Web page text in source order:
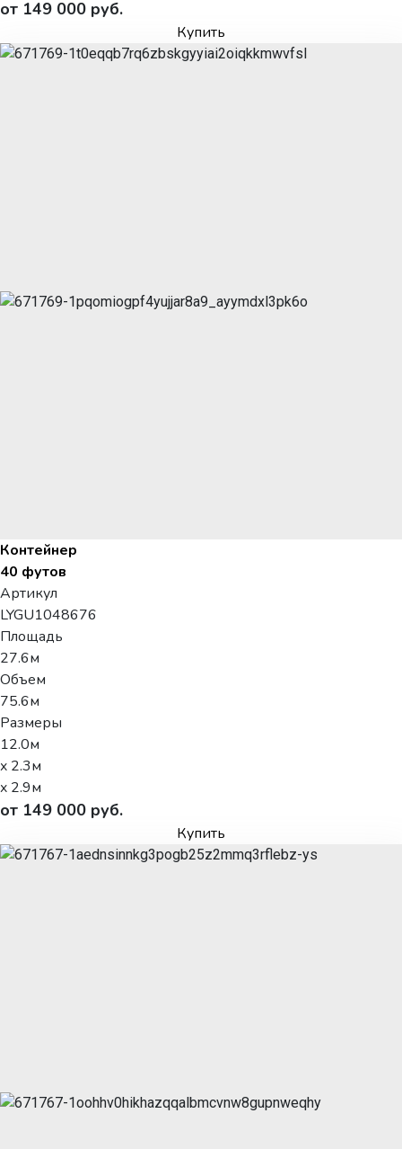
от 149 000 руб.
Купить
Контейнер
40 футов
Артикул
LYGU1048676
Площадь
27.6м
Объем
75.6м
Размеры
12.0м
x 2.3м
x 2.9м
от 149 000 руб.
Купить